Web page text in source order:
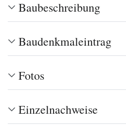
Baubeschreibung
Baudenkmaleintrag
Fotos
Einzelnachweise